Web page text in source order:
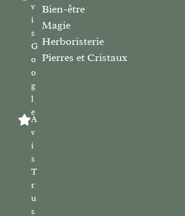
v
i
s
G
o
o
g
l
e
A
v
i
s
T
r
u
s
Bien-être
Magie
Herboristerie
Pierres et Cristaux